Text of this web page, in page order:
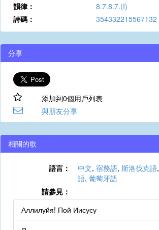
韻律：
8.7.8.7.(I)
詩碼：
354332215567132
分享
添加到0個用戶列表
與朋友分享
相關的歌
語言： 中文, 宿務語, 斯洛伐克語,
語, 葡萄牙語
請參見：
Аллилуйя! Пой Иисусу